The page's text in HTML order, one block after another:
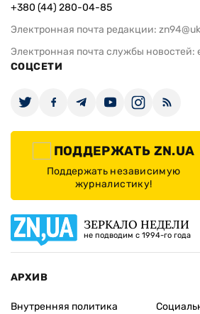
+380 (44) 280-04-85
Электронная почта редакции:
Электронная почта службы новостей:
СОЦСЕТИ
ПОДДЕРЖАТЬ ZN.UA
Поддержать независимую
журналистику!
ЗЕРКАЛО НЕДЕЛИ
не подводим с 1994-го года
АРХИВ
Внутренняя политика